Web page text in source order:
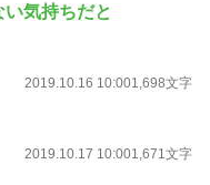
気持ちだと
2019.10.16 10:001,698文字
2019.10.17 10:001,671文字